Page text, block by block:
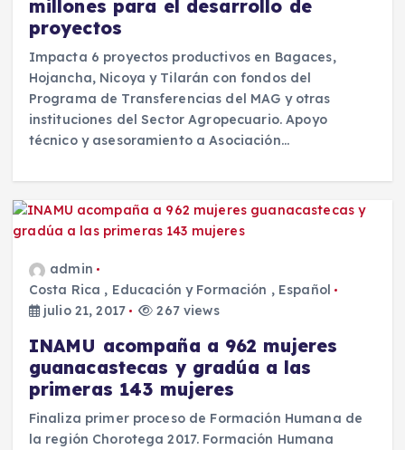
millones para el desarrollo de
proyectos
Impacta 6 proyectos productivos en Bagaces,
Hojancha, Nicoya y Tilarán con fondos del
Programa de Transferencias del MAG y otras
instituciones del Sector Agropecuario. Apoyo
técnico y asesoramiento a Asociación…
admin
Costa Rica , Educación y Formación , Español
julio 21, 2017
267 views
INAMU acompaña a 962 mujeres
guanacastecas y gradúa a las
primeras 143 mujeres
Finaliza primer proceso de Formación Humana de
la región Chorotega 2017. Formación Humana